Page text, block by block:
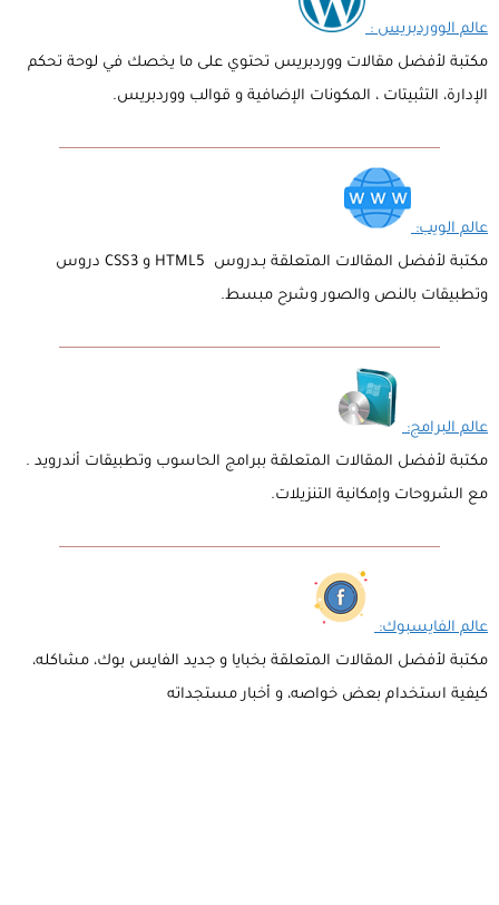
عالم الووردبريس :
مكتبة لأفضل مقالات ووردبريس تحتوي على ما يخصك في لوحة تحكم
الإدارة، التثبيتات ، المكونات الإضافية و قوالب ووردبريس.
عالم الويب:
مكتبة لأفضل المقالات المتعلقة بـدروس HTML5 و CSS3 دروس
وتطبيقات بالنص والصور وشرح مبسط.
عالم البرامج:
مكتبة لأفضل المقالات المتعلقة ببرامج الحاسوب وتطبيقات أندرويد .
مع الشروحات وإمكانية التنزيلات.
عالم الفايسبوك:
مكتبة لأفضل المقالات المتعلقة بخبايا و جديد الفايس بوك، مشاكله،
كيفية استخدام بعض خواصه، و أخبار مستجداته